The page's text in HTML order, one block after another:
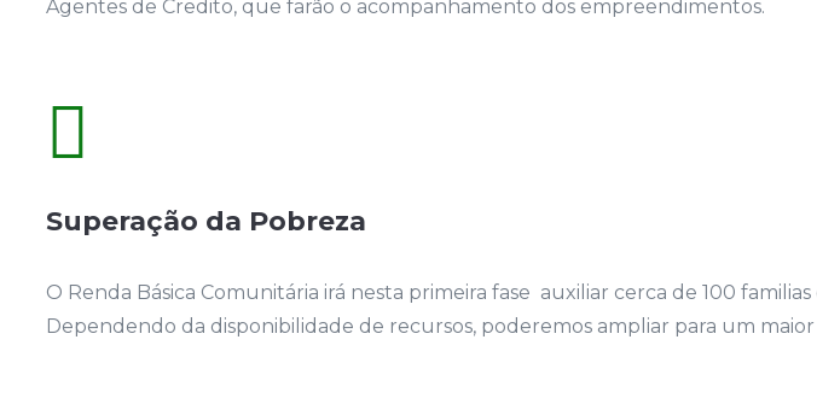
Agentes de Credito, que farão o acompanhamento dos empreendimentos.

Superação da Pobreza
O Renda Básica Comunitária irá nesta primeira fase auxiliar cerca de 100
Dependendo da disponibilidade de recursos, poderemos ampliar para um